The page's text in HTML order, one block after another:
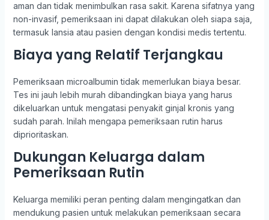
aman dan tidak menimbulkan rasa sakit. Karena sifatnya yang
non-invasif, pemeriksaan ini dapat dilakukan oleh siapa saja,
termasuk lansia atau pasien dengan kondisi medis tertentu.
Biaya yang Relatif Terjangkau
Pemeriksaan microalbumin tidak memerlukan biaya besar.
Tes ini jauh lebih murah dibandingkan biaya yang harus
dikeluarkan untuk mengatasi penyakit ginjal kronis yang
sudah parah. Inilah mengapa pemeriksaan rutin harus
diprioritaskan.
Dukungan Keluarga dalam
Pemeriksaan Rutin
Keluarga memiliki peran penting dalam mengingatkan dan
mendukung pasien untuk melakukan pemeriksaan secara